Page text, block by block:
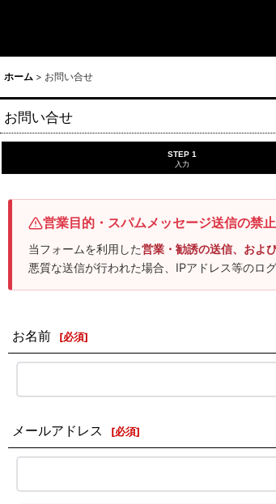
ホーム > お問い合せ
お問い合せ
STEP 1
入力
営業目的・スパムメッセージ送信の禁
当フォームを利用した営業・勧誘の送信、およ
悪質な送信が行われた場合、IPアドレス等のロ
お名前 [必須]
メールアドレス [必須]